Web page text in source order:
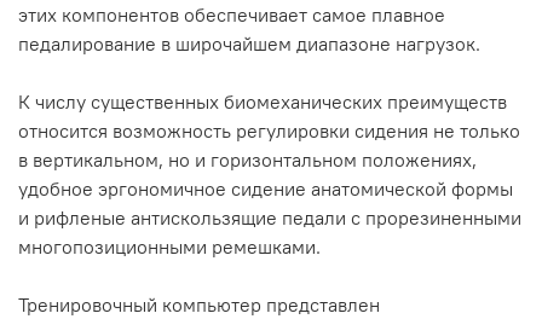
этих компонентов обеспечивает самое плавное
педалирование в широчайшем диапазоне нагрузок.
К числу существенных биомеханических преимуществ
относится возможность регулировки сидения не только
в вертикальном, но и горизонтальном положениях,
удобное эргономичное сидение анатомической формы
и рифленые антискользящие педали с прорезиненными
многопозиционными ремешками.
Тренировочный компьютер представлен